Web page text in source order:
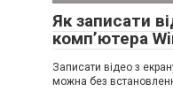
Як записати
комп’ютера
Записати відео з
можна без